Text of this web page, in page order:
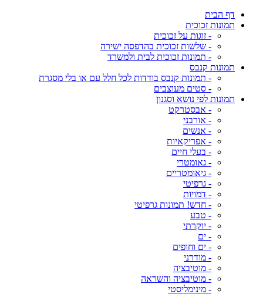
דף הבית
תמונות זכוכית
- זוגות על זכוכית
- שלשות זכוכית בהדפסה ישירה
- תמונות זכוכית לבית ולמשרד
תמונות קנבס
- תמונות קנבס בודדות לכל חלל עם או בלי מסגרת
- סטים מעוצבים
תמונות לפי נושא וסגנון
- אבסטרקט
- אורבני
- אנשים
- אפריקאיות
- בעלי חיים
- גאומטרי
- גיאומטריים
- גרפיטי
- דמויות
- חדש! תמונות גרפיטי
- טבע
- יוקרתי
- ים
- ים וחופים
- מודרני
- מוטיבציה
- מוטיבציה והשראה
- מינימליסטי